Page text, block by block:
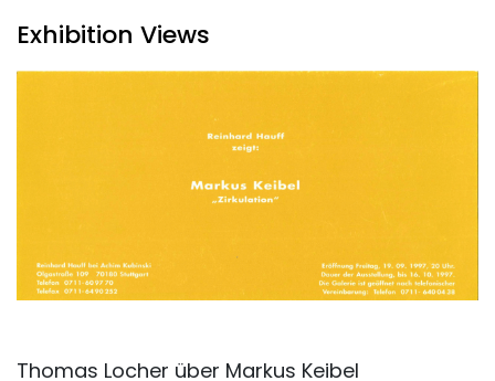
Exhibition Views
Thomas Locher über Markus Keibel